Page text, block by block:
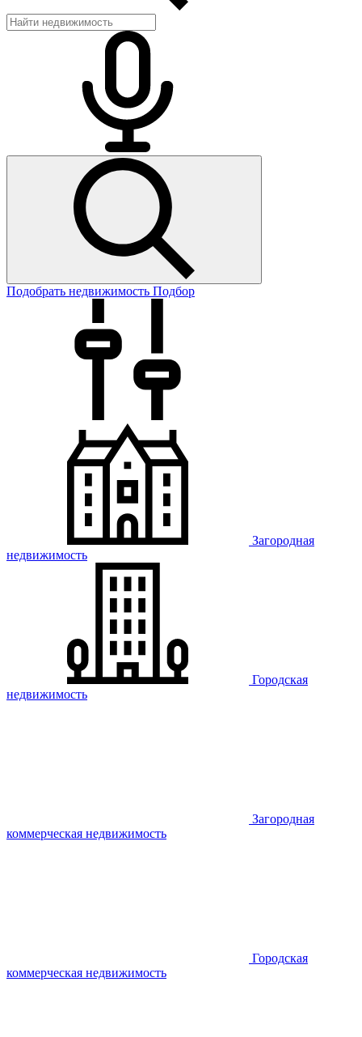
Подобрать недвижимость Подбор
Загородная
недвижимость
Городская
недвижимость
Загородная
коммерческая недвижимость
Городская
коммерческая недвижимость